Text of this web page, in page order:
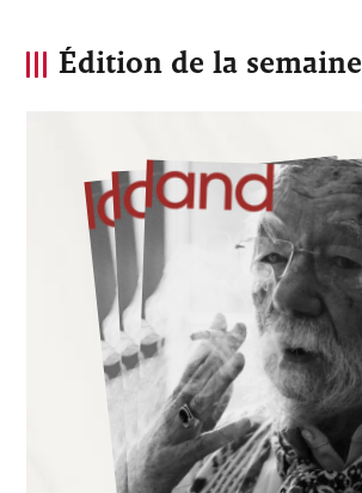
Édition de la semaine